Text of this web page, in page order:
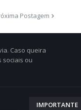
Postagem
Caso queira
sociais ou
IMPORTANTE